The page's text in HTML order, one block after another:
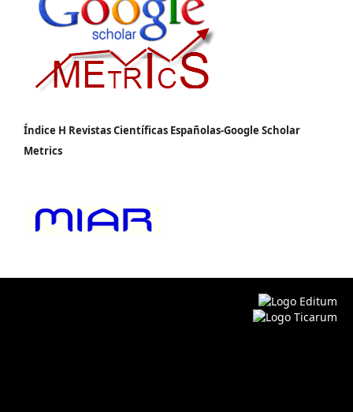
Índice H Revistas Científicas Españolas-Google Scholar
Metrics